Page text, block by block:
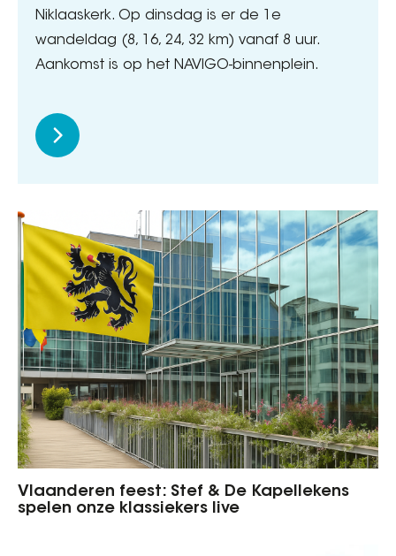
Niklaaskerk. Op dinsdag is er de 1e
wandeldag (8, 16, 24, 32 km) vanaf 8 uur.
Aankomst is op het NAVIGO-binnenplein.
Vlaanderen feest: Stef & De Kapellekens
spelen onze klassiekers live